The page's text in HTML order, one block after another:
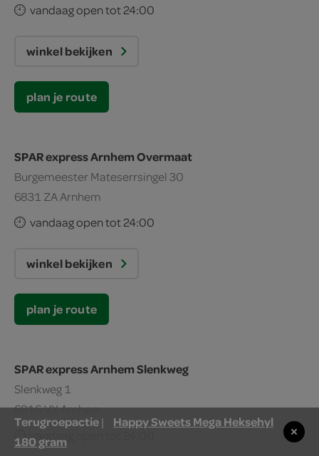
vandaag open tot 24:00
winkel bekijken
plan je route
SPAR express Arnhem Overmaat
Burgemeester Mateserrsingel 30
6831 ZA Arnhem
vandaag open tot 24:00
winkel bekijken
plan je route
SPAR express Arnhem Slenkweg
Slenkweg 1
6816 VX Arnhem
vandaag open tot 24:00
Terugroepactie|
Happy Sweets Mega Heksehyl
180 gram